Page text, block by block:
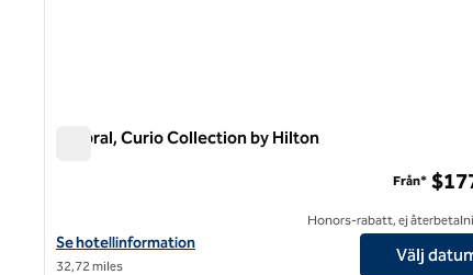
Umbral, Curio Collection by Hilton
Visa hotelluppgifter för Umbral, Curio Collection by Hilton
Se hotellinformation
32,72 miles
Från*
Honors-rabatt, ej
Välj